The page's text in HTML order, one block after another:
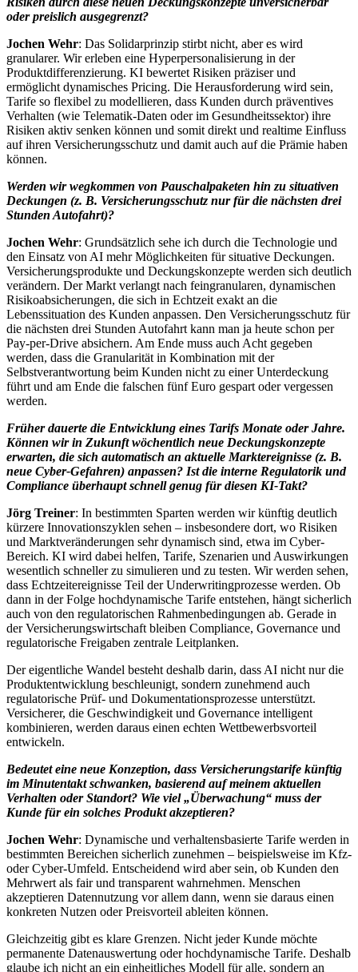
oder preislich ausgegrenzt?
Jochen Wehr: Das Solidarprinzip stirbt nicht, aber es wird
granularer. Wir erleben eine Hyperpersonalisierung in der
Produktdifferenzierung. KI bewertet Risiken präziser und
ermöglicht dynamisches Pricing. Die Herausforderung wird sein,
Tarife so flexibel zu modellieren, dass Kunden durch präventives
Verhalten (wie Telematik-Daten oder im Gesundheitssektor) ihre
Risiken aktiv senken können und somit direkt und realtime Einfluss
auf ihren Versicherungsschutz und damit auch auf die Prämie haben
können.
Werden wir wegkommen von Pauschalpaketen hin zu situativen
Deckungen (z. B. Versicherungsschutz nur für die nächsten drei
Stunden Autofahrt)?
Jochen Wehr: Grundsätzlich sehe ich durch die Technologie und
den Einsatz von AI mehr Möglichkeiten für situative Deckungen.
Versicherungsprodukte und Deckungskonzepte werden sich deutlich
verändern. Der Markt verlangt nach feingranularen, dynamischen
Risikoabsicherungen, die sich in Echtzeit exakt an die
Lebenssituation des Kunden anpassen. Den Versicherungsschutz für
die nächsten drei Stunden Autofahrt kann man ja heute schon per
Pay-per-Drive absichern. Am Ende muss auch Acht gegeben
werden, dass die Granularität in Kombination mit der
Selbstverantwortung beim Kunden nicht zu einer Unterdeckung
führt und am Ende die falschen fünf Euro gespart oder vergessen
werden.
Früher dauerte die Entwicklung eines Tarifs Monate oder Jahre.
Können wir in Zukunft wöchentlich neue Deckungskonzepte
erwarten, die sich automatisch an aktuelle Marktereignisse (z. B.
neue Cyber-Gefahren) anpassen? Ist die interne Regulatorik und
Compliance überhaupt schnell genug für diesen KI-Takt?
Jörg Treiner: In bestimmten Sparten werden wir künftig deutlich
kürzere Innovationszyklen sehen – insbesondere dort, wo Risiken
und Marktveränderungen sehr dynamisch sind, etwa im Cyber-
Bereich. KI wird dabei helfen, Tarife, Szenarien und Auswirkungen
wesentlich schneller zu simulieren und zu testen. Wir werden sehen,
dass Echtzeitereignisse Teil der Underwritingprozesse werden. Ob
dann in der Folge hochdynamische Tarife entstehen, hängt sicherlich
auch von den regulatorischen Rahmenbedingungen ab. Gerade in
der Versicherungswirtschaft bleiben Compliance, Governance und
regulatorische Freigaben zentrale Leitplanken.
Der eigentliche Wandel besteht deshalb darin, dass AI nicht nur die
Produktentwicklung beschleunigt, sondern zunehmend auch
regulatorische Prüf- und Dokumentationsprozesse unterstützt.
Versicherer, die Geschwindigkeit und Governance intelligent
kombinieren, werden daraus einen echten Wettbewerbsvorteil
entwickeln.
Bedeutet eine neue Konzeption, dass Versicherungstarife künftig
im Minutentakt schwanken, basierend auf meinem aktuellen
Verhalten oder Standort? Wie viel „Überwachung“ muss der
Kunde für ein solches Produkt akzeptieren?
Jochen Wehr: Dynamische und verhaltensbasierte Tarife werden in
bestimmten Bereichen sicherlich zunehmen – beispielsweise im Kfz-
oder Cyber-Umfeld. Entscheidend wird aber sein, ob Kunden den
Mehrwert als fair und transparent wahrnehmen. Menschen
akzeptieren Datennutzung vor allem dann, wenn sie daraus einen
konkreten Nutzen oder Preisvorteil ableiten können.
Gleichzeitig gibt es klare Grenzen. Nicht jeder Kunde möchte
permanente Datenauswertung oder hochdynamische Tarife. Deshalb
glaube ich nicht an ein einheitliches Modell für alle, sondern an